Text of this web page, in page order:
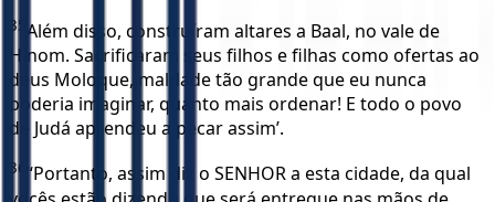
35 Além disso, construíram altares a Baal, no vale de
Hinom. Sacrificaram seus filhos e filhas como ofertas ao
deus Moloque, maldade tão grande que eu nunca
poderia imaginar, quanto mais ordenar! E todo o povo
de Judá aprendeu a pecar assim’.
36 “Portanto, assim diz o SENHOR a esta cidade, da qual